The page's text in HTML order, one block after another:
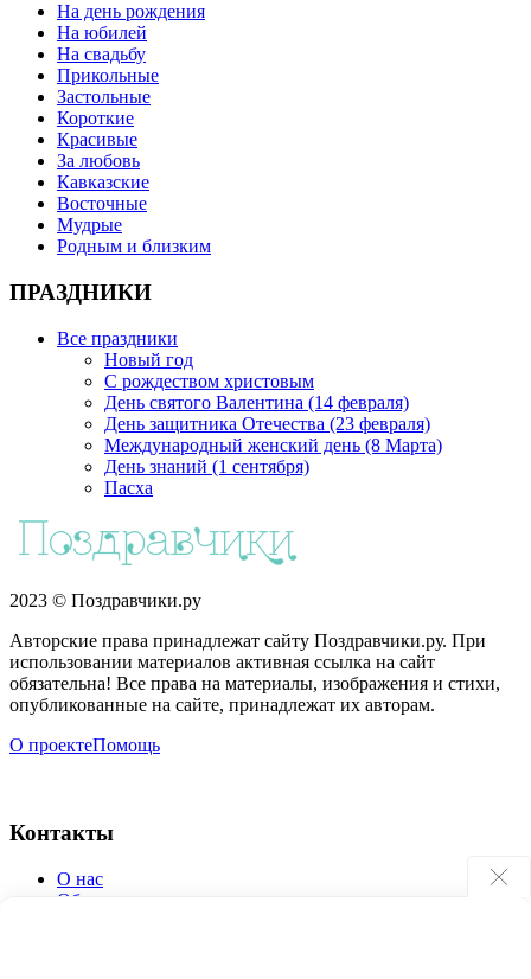
На день рождения
На юбилей
На свадьбу
Прикольные
Застольные
Короткие
Красивые
За любовь
Кавказские
Восточные
Мудрые
Родным и близким
ПРАЗДНИКИ
Все праздники
Новый год
С рождеством христовым
День святого Валентина (14 февраля)
День защитника Отечества (23 февраля)
Международный женский день (8 Марта)
День знаний (1 сентября)
Пасха
2023 © Поздравчики.ру
Авторские права принадлежат сайту Поздравчики.ру. При
использовании материалов активная ссылка на сайт
обязательна! Все права на материалы, изображения и стихи,
опубликованные на сайте, принадлежат их авторам.
О проектеПомощь
Контакты
О нас
Обратная связь